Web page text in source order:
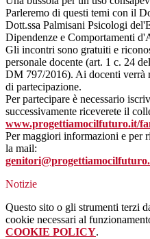
Parleremo di questi temi con il
Dott.ssa Palmisani Psicologi
Dipendenze e Comportamenti
Gli incontri sono gratuiti e
personale docente (art. 1 c. 24
DM 797/2016). Ai docenti verrà
di partecipazione.
Per partecipare è necessario
successivamente riceverete il
www.progettiamocilfuturo.it/
Per maggiori informazioni e per
la mail:
Notizie
Questo sito o gli strumenti terzi
cookie necessari al
COOKIE POLICY.